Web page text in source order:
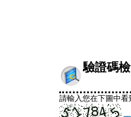
驗證碼
請輸入您在下圖中